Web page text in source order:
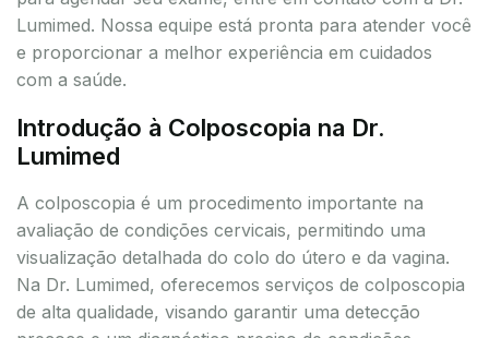
Lumimed. Nossa equipe está pronta para atender você
e proporcionar a melhor experiência em cuidados
com a saúde.
Introdução à Colposcopia na Dr.
Lumimed
A colposcopia é um procedimento importante na
avaliação de condições cervicais, permitindo uma
visualização detalhada do colo do útero e da vagina.
Na Dr. Lumimed, oferecemos serviços de colposcopia
de alta qualidade, visando garantir uma detecção